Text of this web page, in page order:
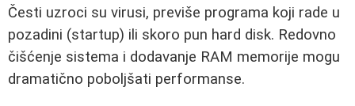
Česti uzroci su virusi, previše programa koji rade u
pozadini (startup) ili skoro pun hard disk. Redovno
čišćenje sistema i dodavanje RAM memorije mogu
dramatično poboljšati performanse.